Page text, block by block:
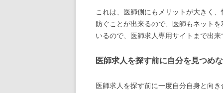
これは、医師側にもメリットが大きく
防ぐことが出来るので、医師もネット
いるので、医師求人専用サイトまで出来
医師求人を探す前に自分を見つめ
医師求人を探す前に一度自分自身と向